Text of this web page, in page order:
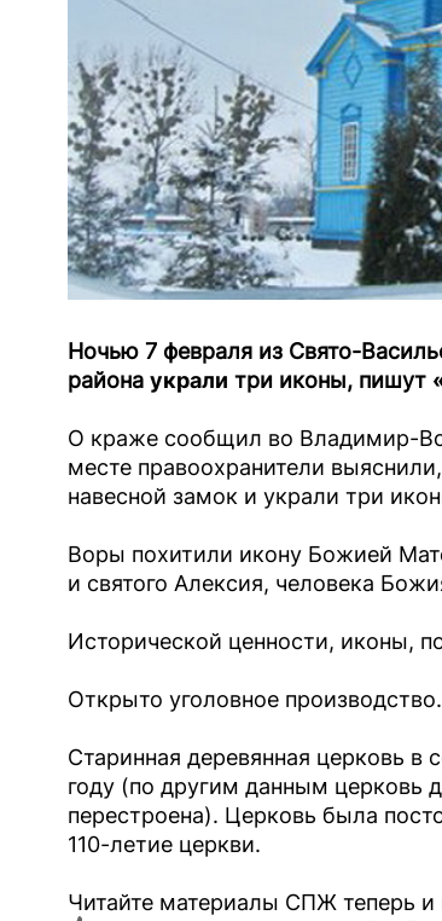
Ночью 7 февраля из Свято-
района украли три иконы, пишут
О краже сообщил во Владимир-
месте правоохранители
навесной замок и украли три
Воры похитили икону Божией
и святого Алексия, человека
Исторической ценности, иконы,
Открыто уголовное
Старинная деревянная церковь
году (по другим данным церковь
перестроена). Церковь была
110-летие церкви.
Читайте материалы СПЖ теперь и